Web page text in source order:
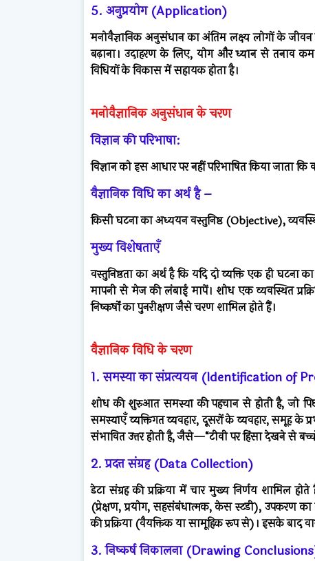
5. अनुप्रयोग (Application)
मनोवैज्ञानिक अनुसंधान का अंतिम लक्ष्य लोगों के
बढ़ाना। उदाहरण के लिए, योग और ध्यान से तनाव कम
विधियों के विकास में सहायक होता है।
मनोवैज्ञानिक अनुसंधान के चरण
विज्ञान की परिभाषा:
विज्ञान को इस आधार पर नहीं परिभाषित किया जाता
वैज्ञानिक विधि का अर्थ है –
किसी घटना का अध्ययन वस्तुनिष्ठ (Objective),
मुख्य विशेषताएँ
वस्तुनिष्ठता का अर्थ है कि यदि दो व्यक्ति एक ही
मापनी से मेज की लंबाई मापें। शोध एक व्यवस्थित
निष्कर्षों का पुनरीक्षण जैसे चरण शामिल होते हैं।
वैज्ञानिक विधि के चरण
1. समस्या का संप्रत्ययन (Identification of
शोध की शुरुआत समस्या की पहचान से होती है, जो
समस्याएँ व्यक्तिगत व्यवहार, दूसरों के व्यवहार, समूह के
संभावित उत्तर होती है, जैसे—“टीवी पर हिंसा देखने से
2. प्रदत्त संग्रह (Data Collection)
डेटा संग्रह की प्रक्रिया में चार मुख्य निर्णय शामिल
(प्रेक्षण, प्रयोग, सहसंबंधात्मक, केस स्टडी), उपकरण
की प्रक्रिया (वैयक्तिक या सामूहिक रूप से)। इसके बाद
3. निष्कर्ष निकालना (Drawing